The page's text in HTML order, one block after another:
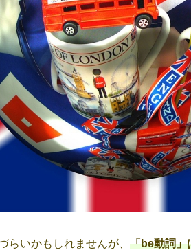
らいかもしれませんが、 「be動詞」